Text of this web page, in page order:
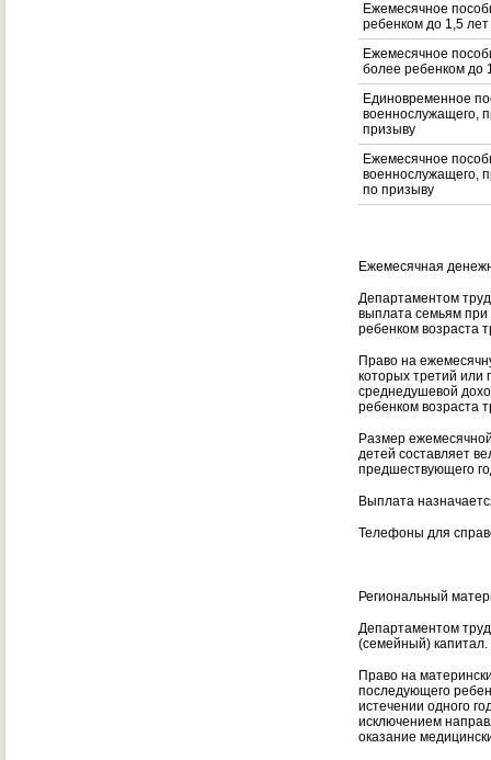
Ежемесячное
ребенком до 1,5 лет
Ежемесячное
более ребенком до
Единовременное
военнослужащего,
призыву
Ежемесячное
военнослужащего,
по призыву
Ежемесячная
Департаментом
выплата семьям
ребенком возраста
Право на
которых третий
среднедушевой
ребенком возраста
Размер
детей составляет
предшествующего
Выплата
Телефоны для
Региональный
Департаментом
(семейный) капитал.
Право на
последующего
истечении одного
исключением
оказание